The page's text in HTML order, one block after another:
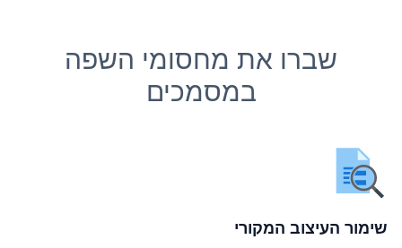
שברו את מחסומי השפה
במסמכים
שימור העיצוב המקורי